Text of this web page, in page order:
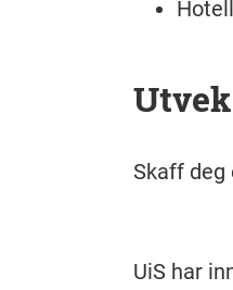
Skaff
UiS har